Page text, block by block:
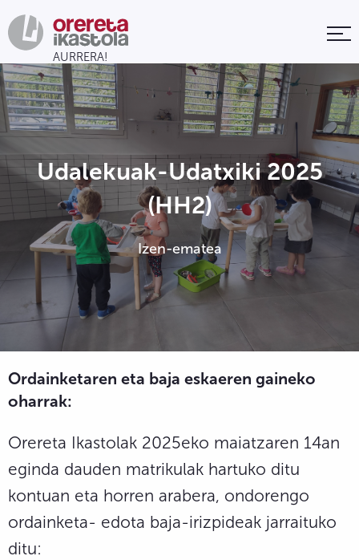
Udalekuak-Udatxiki 2025
(HH2)
Izen-ematea
Ordainketaren eta baja eskaeren gaineko
oharrak:
Orereta Ikastolak 2025eko maiatzaren 14an
eginda dauden matrikulak hartuko ditu
kontuan eta horren arabera, ondorengo
ordainketa- edota baja-irizpideak jarraituko
ditu: